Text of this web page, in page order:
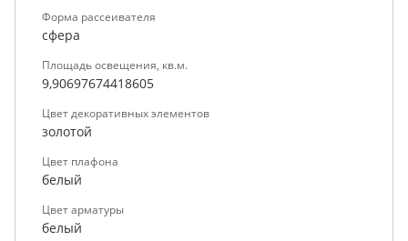
Форма рассеивателя
сфера
Площадь освещения, кв.м.
9,90697674418605
Цвет декоративных элементов
золотой
Цвет плафона
белый
Цвет арматуры
белый